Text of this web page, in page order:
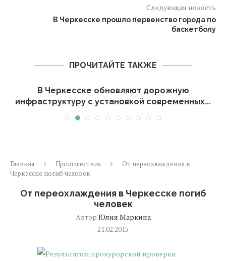
Следующая новость
В Черкесске прошло первенство города по
баскетболу
ПРОЧИТАЙТЕ ТАКЖЕ
В Черкесске обновляют дорожную
инфраструктуру с установкой современных...
Главная Происшествия
От переохлаждения в
Черкесске погиб человек
От переохлаждения в Черкесске погиб
человек
Автор Юлия Маркина
21.02.2015